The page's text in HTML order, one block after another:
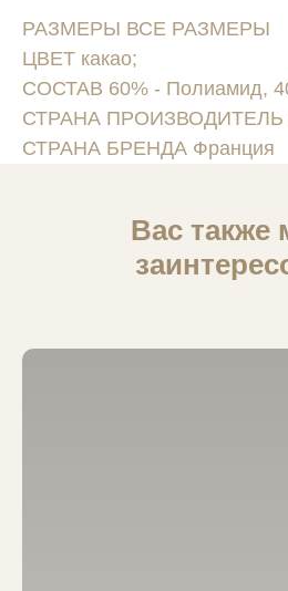
РАЗМЕРЫ ВСЕ РАЗМЕРЫ
ЦВЕТ какао;
СОСТАВ 60% - Полиамид,
СТРАНА ПРОИЗВОДИТЕЛЬ
СТРАНА БРЕНДА Франция
Вас также